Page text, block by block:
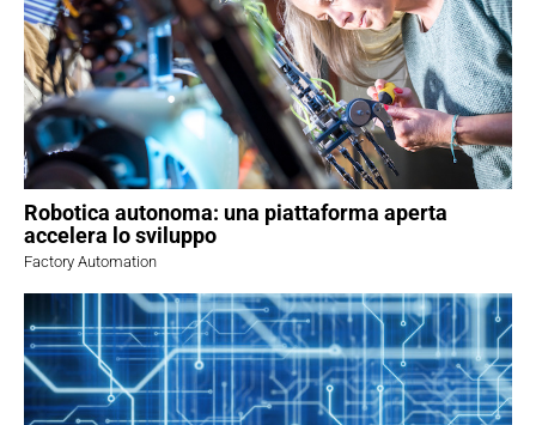
Robotica autonoma: una piattaforma aperta
accelera lo sviluppo
Factory Automation